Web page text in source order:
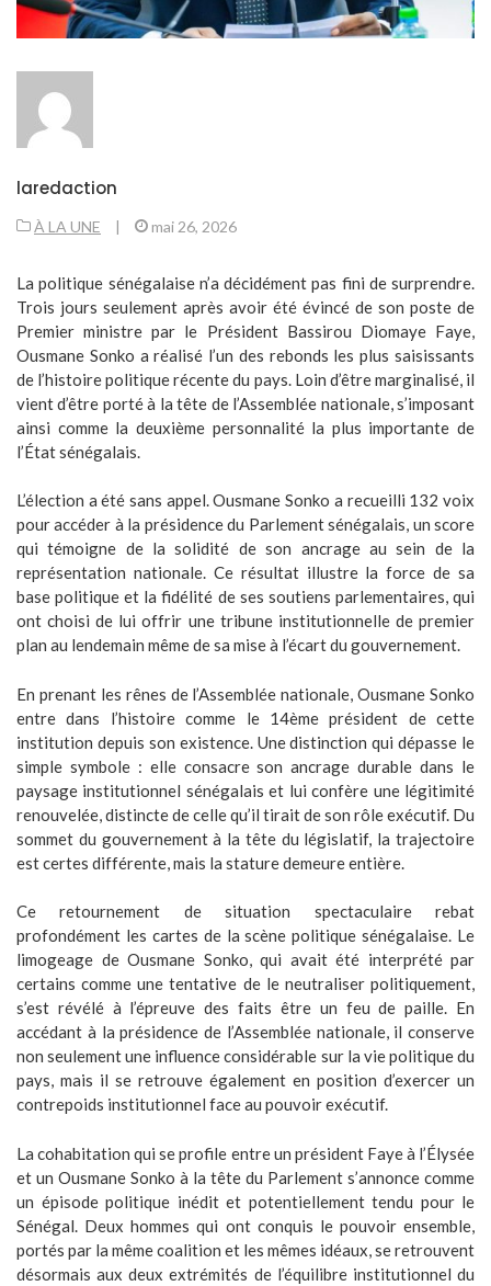
laredaction
À LA UNE | mai 26, 2026
La politique sénégalaise n’a décidément pas fini de surprendre.
Trois jours seulement après avoir été évincé de son poste de
Premier ministre par le Président Bassirou Diomaye Faye,
Ousmane Sonko a réalisé l’un des rebonds les plus saisissants
de l’histoire politique récente du pays. Loin d’être marginalisé, il
vient d’être porté à la tête de l’Assemblée nationale, s’imposant
ainsi comme la deuxième personnalité la plus importante de
l’État sénégalais.
L’élection a été sans appel. Ousmane Sonko a recueilli 132 voix
pour accéder à la présidence du Parlement sénégalais, un score
qui témoigne de la solidité de son ancrage au sein de la
représentation nationale. Ce résultat illustre la force de sa
base politique et la fidélité de ses soutiens parlementaires, qui
ont choisi de lui offrir une tribune institutionnelle de premier
plan au lendemain même de sa mise à l’écart du gouvernement.
En prenant les rênes de l’Assemblée nationale, Ousmane Sonko
entre dans l’histoire comme le 14ème président de cette
institution depuis son existence. Une distinction qui dépasse le
simple symbole : elle consacre son ancrage durable dans le
paysage institutionnel sénégalais et lui confère une légitimité
renouvelée, distincte de celle qu’il tirait de son rôle exécutif. Du
sommet du gouvernement à la tête du législatif, la trajectoire
est certes différente, mais la stature demeure entière.
Ce retournement de situation spectaculaire rebat
profondément les cartes de la scène politique sénégalaise. Le
limogeage de Ousmane Sonko, qui avait été interprété par
certains comme une tentative de le neutraliser politiquement,
s’est révélé à l’épreuve des faits être un feu de paille. En
accédant à la présidence de l’Assemblée nationale, il conserve
non seulement une influence considérable sur la vie politique du
pays, mais il se retrouve également en position d’exercer un
contrepoids institutionnel face au pouvoir exécutif.
La cohabitation qui se profile entre un président Faye à l’Élysée
et un Ousmane Sonko à la tête du Parlement s’annonce comme
un épisode politique inédit et potentiellement tendu pour le
Sénégal. Deux hommes qui ont conquis le pouvoir ensemble,
portés par la même coalition et les mêmes idéaux, se retrouvent
désormais aux deux extrémités de l’équilibre institutionnel du